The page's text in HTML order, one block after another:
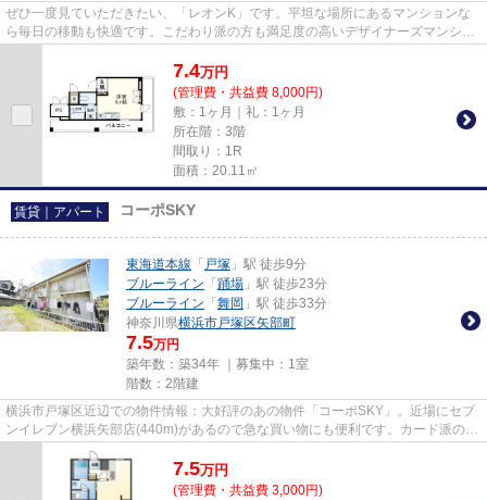
ぜひ一度見ていただきたい、「レオンK」です。平坦な場所にあるマンションな
ら毎日の移動も快適です。こだわり派の方も満足度の高いデザイナーズマンショ
7.4万円
(管理費・共益費 8,000円)
敷：1ヶ月｜礼：1ヶ月
所在階：3階
間取り：1R
面積：20.11㎡
賃貸｜アパート コーポSKY
東海道本線 「 戸塚 」駅 徒歩9分
ブルーライン 「 踊場 」駅 徒歩23分
ブルーライン 「 舞岡 」駅 徒歩33分
神奈川県横浜市戸塚区矢部町
7.5万円
築年数：築34年 ｜募集中： 1室
階数：2階建
横浜市戸塚区近辺での物件情報：大好評のあの物件「コーポSKY」。近場にセブ
ンイレブン横浜矢部店(440m)があるので急な買い物にも便利です。カード派の方
に嬉しい。初期費用のカード決...
7.5万円
(管理費・共益費 3,000円)